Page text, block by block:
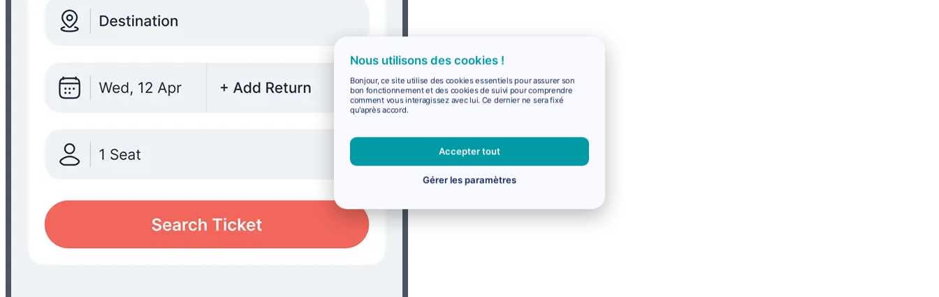
Nous utilisons des cookies !
Bonjour, ce site utilise des cookies essentiels pour assurer son
bon fonctionnement et des cookies de suivi pour comprendre
comment vous interagissez avec lui. Ce dernier ne sera fixé
qu'après accord.
Accepter tout
Gérer les paramètres